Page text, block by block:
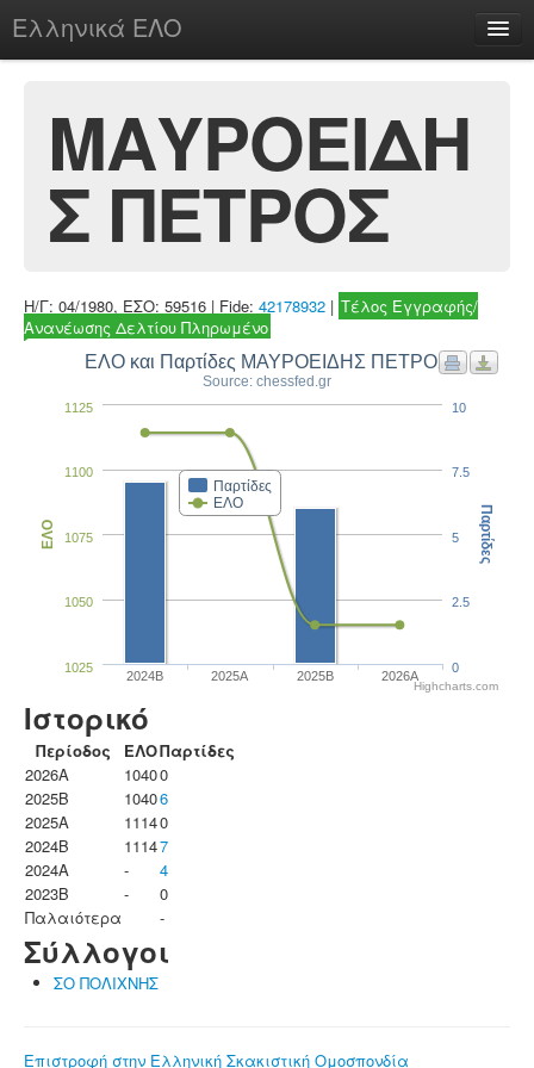
Ελληνικά ΕΛΟ
chesstu.be @ discord
Login
ΜΑΥΡΟΕΙΔΗ
Σ ΠΕΤΡΟΣ
Η/Γ: 04/1980, ΕΣΟ: 59516 | Fide: 42178932 | Τέλος Εγγραφής/
Ανανέωσης Δελτίου Πληρωμένο
ΕΛΟ και Παρτίδες ΜΑΥΡΟΕΙΔΗΣ ΠΕΤΡΟΣ
Source: chessfed.gr
Παρτίδες
ΕΛΟ
2024B 2025A 2025B 2026A
1100
1025
1050
1075
1125
ΕΛΟ
0
2.5
5
7.5
10
Παρτίδες
Highcharts.com
Ιστορικό
Περίοδος ΕΛΟΠαρτίδες
2026A
10400
2025B
10406
2025A
11140
2024B
11147
2024A
-
4
2023B
-
0
Παλαιότερα
-
Σύλλογοι
ΣΟ ΠΟΛΙΧΝΗΣ
Επιστροφή στην Ελληνική Σκακιστική Ομοσπονδία